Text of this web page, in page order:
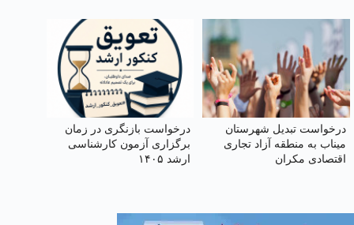
درخواست تبدیل شهرستان
میناب به منطقه آزاد تجاری
اقتصادی مکران
درخواست بازنگری در زمان
برگزاری آزمون کارشناسی
ارشد ۱۴۰۵